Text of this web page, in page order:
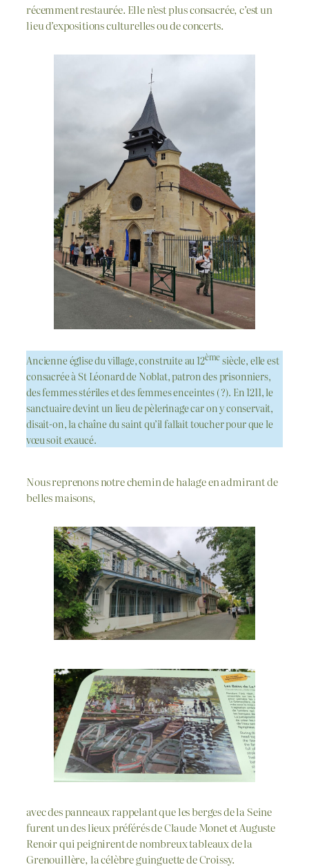
récemment restaurée. Elle n’est plus consacrée, c’est un
lieu d’expositions culturelles ou de concerts.
Ancienne église du village, construite au 12èmesiècle, elle est
consacrée à St Léonard de Noblat, patron des prisonniers,
des femmes stériles et des femmes enceintes ( ?). En 1211, le
sanctuaire devint un lieu de pèlerinage car on y conservait,
disait-on, la chaîne du saint qu’il fallait toucher pour que le
vœu soit exaucé.
Nous reprenons notre chemin de halage en admirant de
belles maisons,
avec des panneaux rappelant que les berges de la Seine
furent un des lieux préférés de Claude Monet et Auguste
Renoir qui peignirent de nombreux tableaux de la
Grenouillère, la célèbre guinguette de Croissy.